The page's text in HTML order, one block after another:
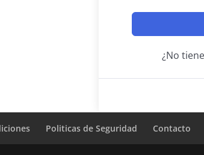
¿No
Politicas de Seguridad Contacto